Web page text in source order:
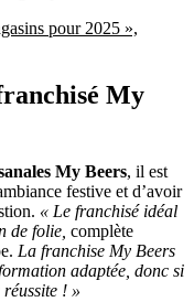
pour 2025 »,
My
My Beers, il est
festive et d’avoir
« Le franchisé idéal
de folie, complète
La franchise My Beers
adaptée, donc si
! »